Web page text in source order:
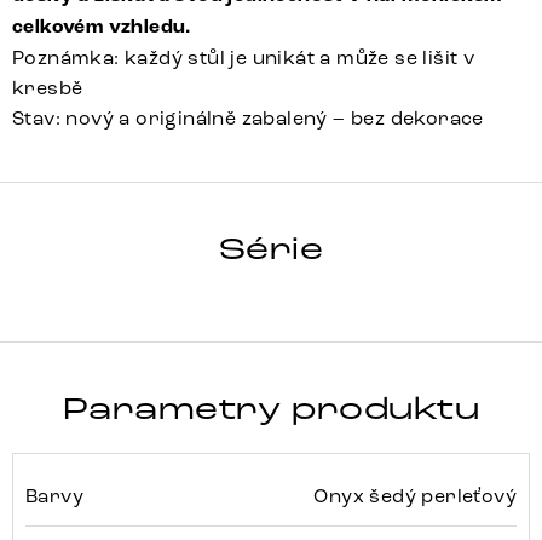
celkovém vzhledu.
Poznámka: každý stůl je unikát a může se lišit v
kresbě
Stav: nový a originálně zabalený – bez dekorace
Série
Parametry produktu
Barvy Onyx šedý perleťový